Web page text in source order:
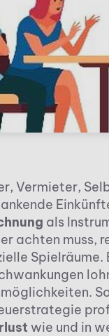
Vermieter,
als
achten muss,
Spielräume.
wie und in